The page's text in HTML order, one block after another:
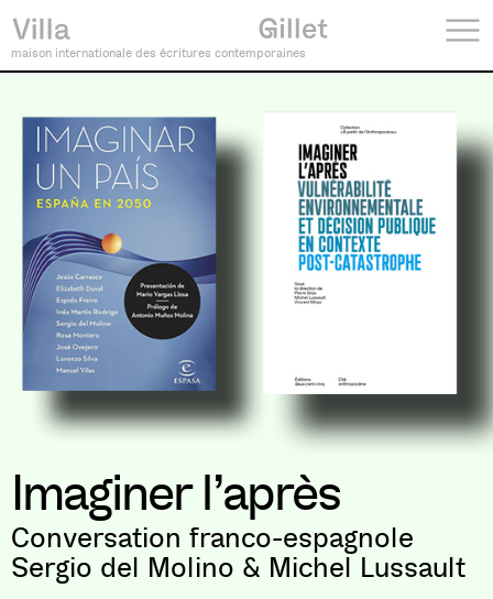
maison internationale des écritures contemporaines
Imaginer l’après
Conversation franco-espagnole
Sergio del Molino & Michel Lussault